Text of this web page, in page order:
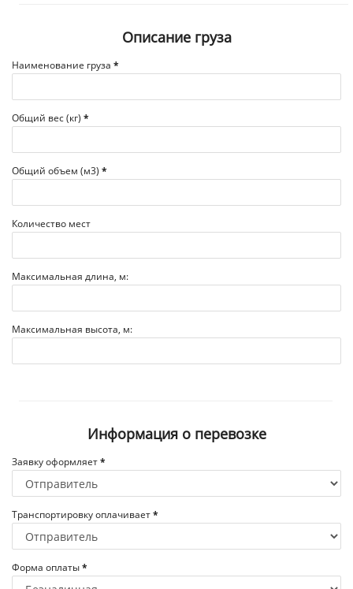
Описание груза
Наименование груза *
Общий вес (кг) *
Общий объем (м3) *
Количество мест
Максимальная длина, м:
Максимальная высота, м:
Информация о перевозке
Заявку оформляет*
Транспортировку оплачивает*
Форма оплаты*